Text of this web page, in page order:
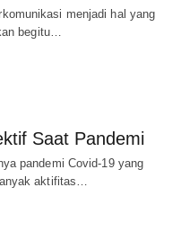
menjadi hal yang
begitu…
Saat Pandemi
pandemi Covid-19 yang
aktifitas…